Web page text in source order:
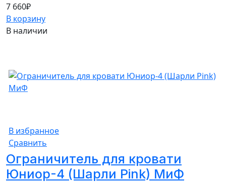
7 660₽
В корзину
В наличии
В избранное
Сравнить
Ограничитель для кровати
Юниор-4 (Шарли Pink) МиФ